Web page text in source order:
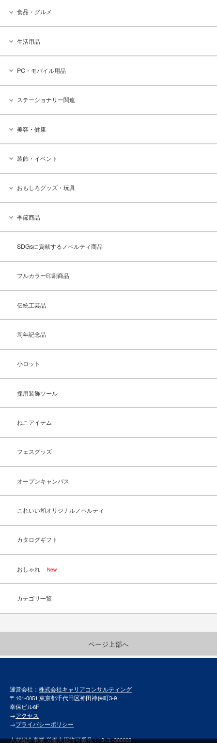
食品・グルメ
生活用品
PC・モバイル用品
ステーショナリー関連
美容・健康
装飾・イベント
おもしろグッズ・玩具
季節商品
SDGsに貢献するノベルティ商品
フルカラー印刷商品
伝統工芸品
周年記念品
小ロット
採用装飾ツール
ねこアイテム
フェスグッズ
オープンキャンパス
これいい和オリジナルノベルティ
カタログギフト
おしゃれ New
カテゴリ一覧
ページ上部へ
運営会社：株式会社キャリアコンサルティング
〒101-0051 東京都千代田区神田神保町3-9
幸保ビル6F
→アクセス
→プライバシーポリシー
人材紹介事業 労働大臣許可番号：13-ユ-300003